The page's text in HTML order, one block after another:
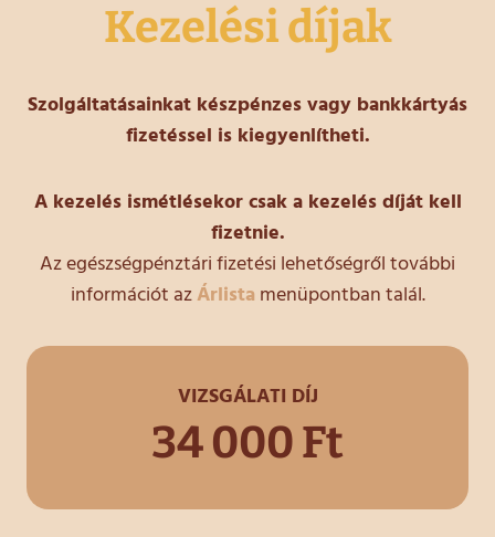
Kezelési díjak
Szolgáltatásainkat készpénzes vagy bankkártyás
fizetéssel is kiegyenlítheti.
A kezelés ismétlésekor csak a kezelés díját kell
fizetnie.
Az egészségpénztári fizetési lehetőségről további
információt azÁrlista menüpontban talál.
VIZSGÁLATI DÍJ
34 000 Ft